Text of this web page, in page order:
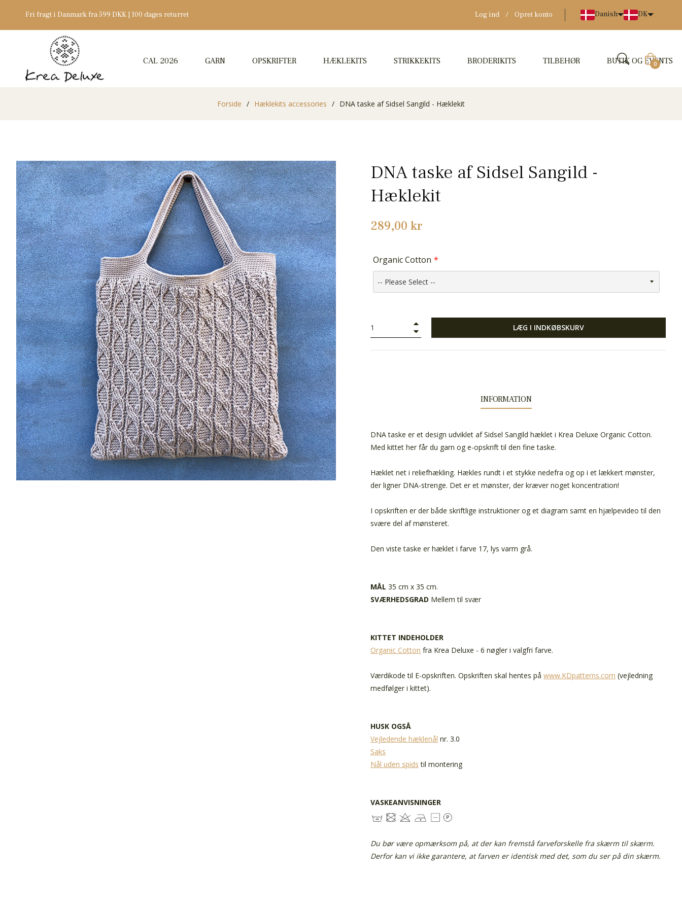
Fri fragt i Danmark fra 599 DKK | 100 dages returret Log ind / Opret konto Danish DK
CAL 2026 GARN OPSKRIFTER HÆKLEKITS STRIKKEKITS BRODERIKITS TILBEHØR BUTIK OG EVENTS
0
Forside / Hæklekits accessories / DNA taske af Sidsel Sangild - Hæklekit
DNA taske af Sidsel Sangild -
Hæklekit
Normalpris
289,00 kr
Organic Cotton
LÆG I INDKØBSKURV
INFORMATION
DNA taske er et design udviklet af Sidsel Sangild hæklet i Krea Deluxe Organic Cotton.
Med kittet her får du garn og e-opskrift til den fine taske.
Hæklet net i reliefhækling. Hækles rundt i et stykke nedefra og op i et lækkert mønster,
der ligner DNA-strenge. Det er et mønster, der kræver noget koncentration!
I opskriften er der både skriftlige instruktioner og et diagram samt en hjælpevideo til den
svære del af mønsteret.
Den viste taske er hæklet i farve 17, lys varm grå.
MÅL 35 cm x 35 cm.
SVÆRHEDSGRAD Mellem til svær
KITTET INDEHOLDER
Organic Cotton fra Krea Deluxe - 6 nøgler i valgfri farve.
Værdikode til E-opskriften. Opskriften skal hentes på www.KDpatterns.com (vejledning
medfølger i kittet).
HUSK OGSÅ
Vejledende hæklenål nr. 3.0
Saks
Nål uden spids til montering
VASKEANVISNINGER
Du bør være opmærksom på, at der kan fremstå farveforskelle fra skærm til skærm.
Derfor kan vi ikke garantere, at farven er identisk med det, som du ser på din skærm.